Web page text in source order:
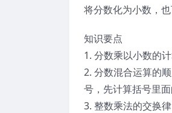
将分数化为小数，
知识要点
1. 分数乘以小数的
2. 分数混合运算的
号，先计算括号里面
3. 整数乘法的交换